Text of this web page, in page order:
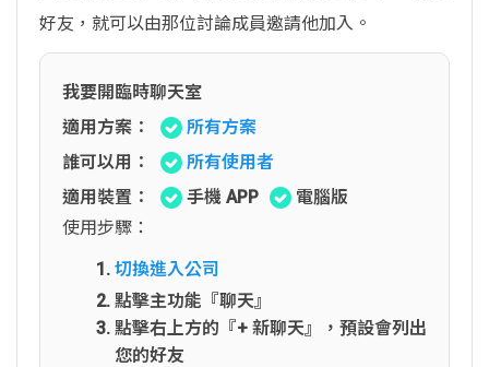
好友，就可以由那位討論成員邀請他加入。
我要開臨時聊天室
適用方案：
所有方案
誰可以用：
所有使用者
適用裝置：
手機 APP
電腦版
使用步驟：
切換進入公司
點擊主功能『聊天』
點擊右上方的『+ 新聊天』，預設會列出
您的好友